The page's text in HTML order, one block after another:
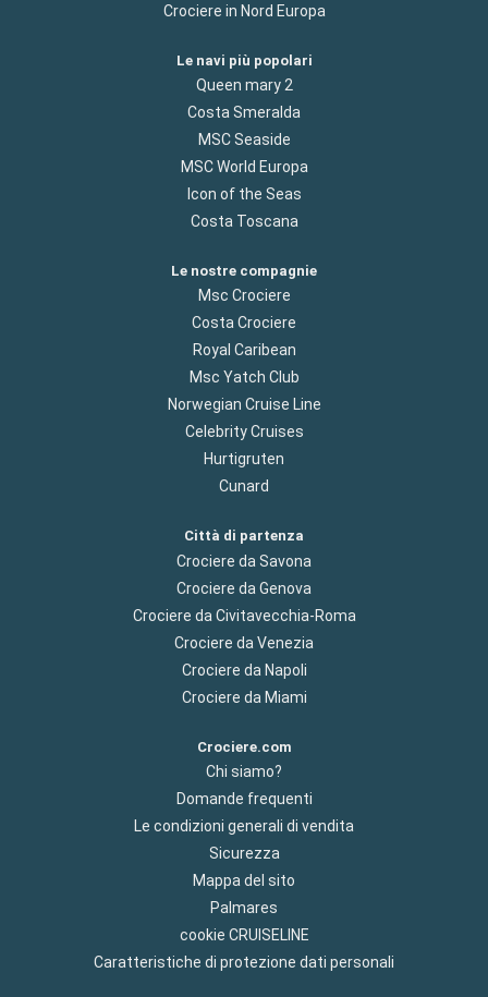
Crociere in Nord Europa
Le navi più popolari
Queen mary 2
Costa Smeralda
MSC Seaside
MSC World Europa
Icon of the Seas
Costa Toscana
Le nostre compagnie
Msc Crociere
Costa Crociere
Royal Caribean
Msc Yatch Club
Norwegian Cruise Line
Celebrity Cruises
Hurtigruten
Cunard
Città di partenza
Crociere da Savona
Crociere da Genova
Crociere da Civitavecchia-Roma
Crociere da Venezia
Crociere da Napoli
Crociere da Miami
Crociere.com
Chi siamo?
Domande frequenti
Le condizioni generali di vendita
Sicurezza
Mappa del sito
Palmares
cookie CRUISELINE
Caratteristiche di protezione dati personali